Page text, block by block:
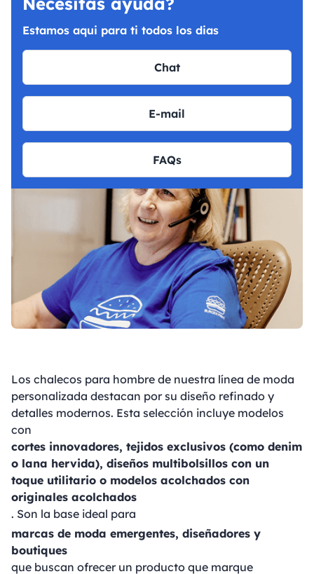
Estamos aqui para ti todos los dias
Chat
E-mail
FAQs
Los chalecos para hombre de nuestra línea de moda
personalizada destacan por su diseño refinado y
detalles modernos. Esta selección incluye modelos
con
cortes innovadores, tejidos exclusivos (como denim
o lana hervida), diseños multibolsillos con un
toque utilitario o modelos acolchados con
originales acolchados
. Son la base ideal para
marcas de moda emergentes, diseñadores y
boutiques
que buscan ofrecer un producto que marque